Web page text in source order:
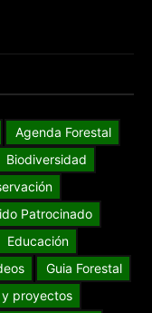
Agenda Forestal
Biodiversidad
Patrocinado
Educación
Guia Forestal
proyectos